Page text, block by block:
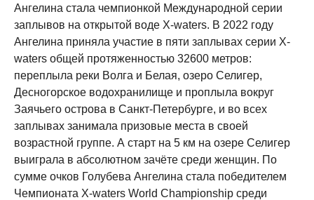
Ангелина стала чемпионкой Международной серии
заплывов на открытой воде X-waters. В 2022 году
Ангелина приняла участие в пяти заплывах серии X-
waters общей протяженностью 32600 метров:
переплыла реки Волга и Белая, озеро Селигер,
Десногорское водохранилище и проплыла вокруг
Заячьего острова в Санкт-Петербурге, и во всех
заплывах занимала призовые места в своей
возрастной группе. А старт на 5 км на озере Селигер
выиграла в абсолютном зачёте среди женщин. По
сумме очков Голубева Ангелина стала победителем
Чемпионата X-waters World Championship среди